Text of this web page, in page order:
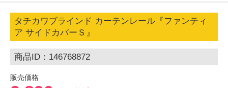
タチカワブラインド カーテンレール『ファンティ
ア サイドカバーＳ』
商品ID：146768872
販売価格